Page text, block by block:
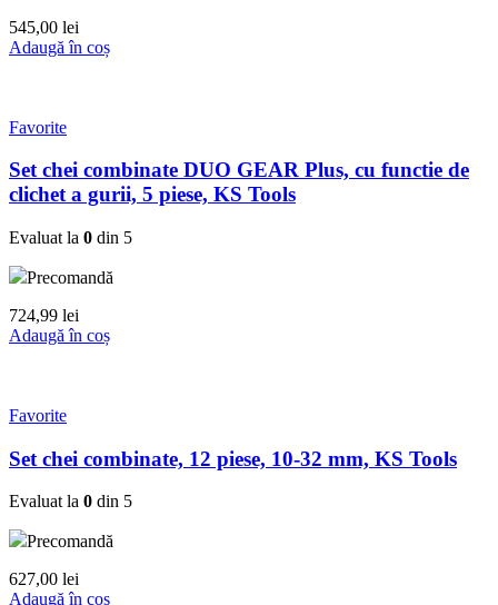
545,00 lei
Adaugă în coș
Favorite
Set chei combinate DUO GEAR Plus, cu functie de
clichet a gurii, 5 piese, KS Tools
Evaluat la 0 din 5
Precomandă
724,99 lei
Adaugă în coș
Favorite
Set chei combinate, 12 piese, 10-32 mm, KS Tools
Evaluat la 0 din 5
Precomandă
627,00 lei
Adaugă în coș